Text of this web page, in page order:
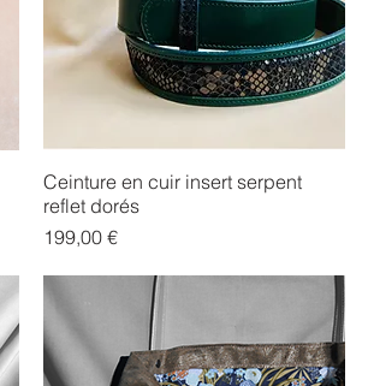
Ceinture en cuir insert serpent
reflet dorés
Prix
199,00 €